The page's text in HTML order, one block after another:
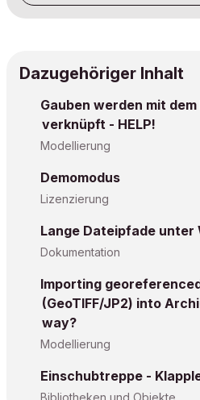
Dazugehöriger Inhalt
Gauben werden mit
verknüpft - HELP!
Modellierung
Demomodus
Lizenzierung
Lange Dateipfade unter
Dokumentation
Importing
(GeoTIFF/JP2) into
way?
Modellierung
Einschubtreppe -
Bibliotheken und Objekte